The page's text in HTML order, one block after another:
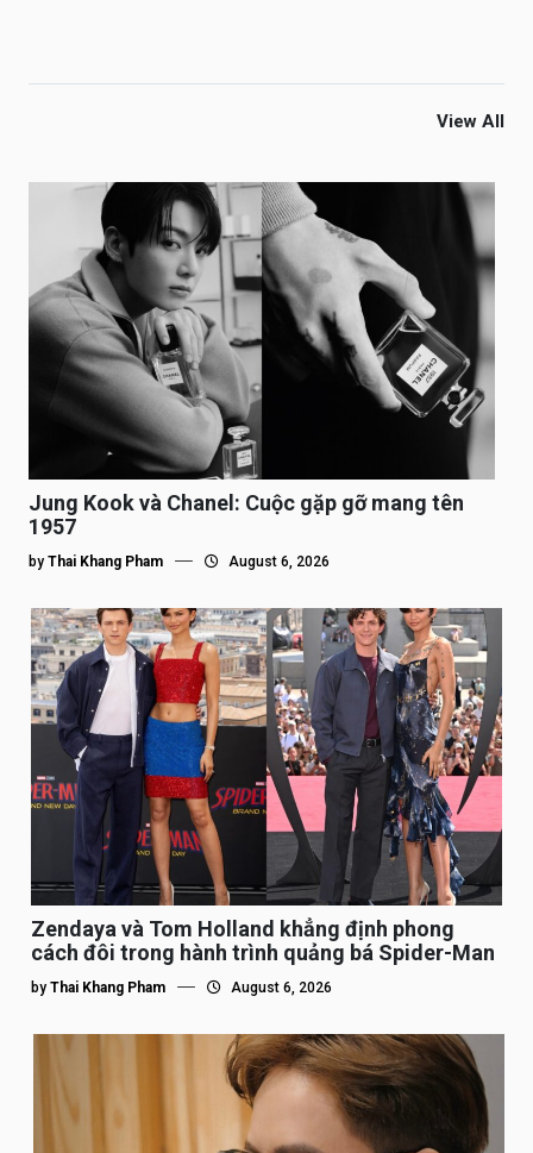
View All
Jung Kook và Chanel: Cuộc gặp gỡ mang tên
1957
by Thai Khang Pham August 6, 2026
Zendaya và Tom Holland khẳng định phong
cách đôi trong hành trình quảng bá Spider-Man
by Thai Khang Pham August 6, 2026